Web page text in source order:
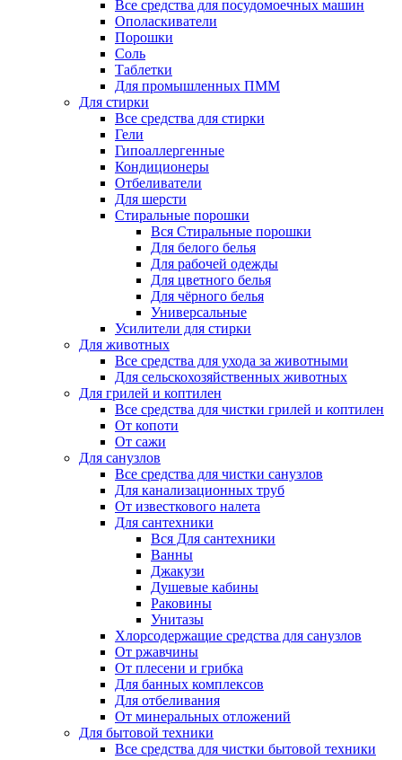
Все средства для посудомоечных машин
Ополаскиватели
Порошки
Соль
Таблетки
Для промышленных ПММ
Для стирки
Все средства для стирки
Гели
Гипоаллергенные
Кондиционеры
Отбеливатели
Для шерсти
Стиральные порошки
Вся Стиральные порошки
Для белого белья
Для рабочей одежды
Для цветного белья
Для чёрного белья
Универсальные
Усилители для стирки
Для животных
Все средства для ухода за животными
Для сельскохозяйственных животных
Для грилей и коптилен
Все средства для чистки грилей и коптилен
От копоти
От сажи
Для санузлов
Все средства для чистки санузлов
Для канализационных труб
От известкового налета
Для сантехники
Вся Для сантехники
Ванны
Джакузи
Душевые кабины
Раковины
Унитазы
Хлорсодержащие средства для санузлов
От ржавчины
От плесени и грибка
Для банных комплексов
Для отбеливания
От минеральных отложений
Для бытовой техники
Все средства для чистки бытовой техники